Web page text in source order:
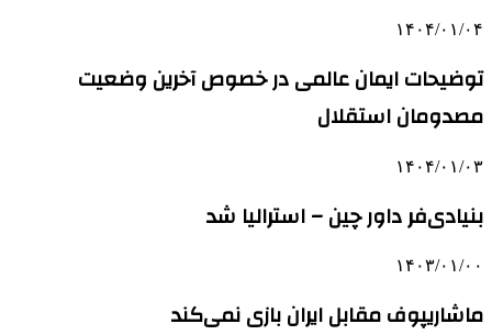
۱۴۰۴/۰۱/۰۴
توضیحات ایمان عالمی در خصوص آخرین وضعیت
مصدومان استقلال
۱۴۰۴/۰۱/۰۳
بنیادی‌فر داور چین – استرالیا شد
۱۴۰۳/۰۱/۰۰
ماشاریپوف مقابل ایران بازی نمی‌کند